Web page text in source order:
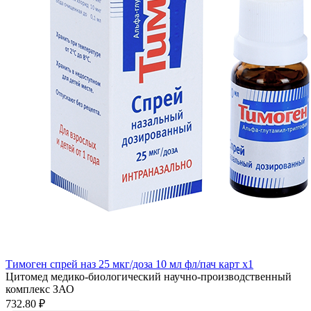
Тимоген спрей наз 25 мкг/доза 10 мл фл/пач карт x1
Цитомед медико-биологический научно-производственный
комплекс ЗАО
732.80 ₽